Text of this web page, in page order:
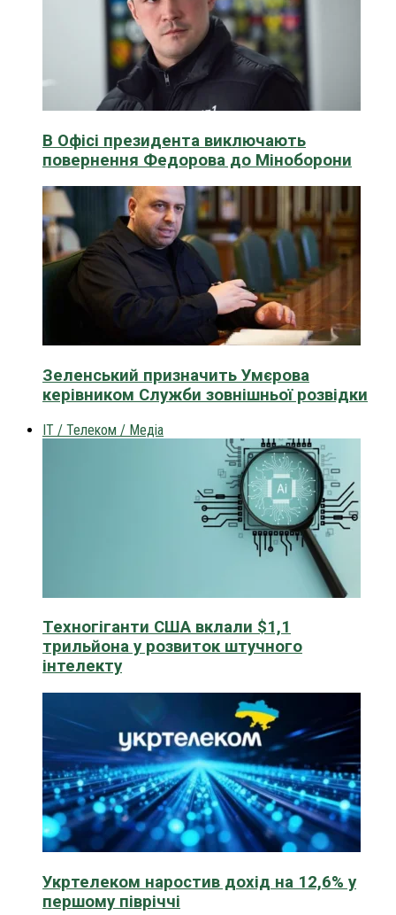
В Офісі президента виключають
повернення Федорова до Міноборони
Зеленський призначить Умєрова
керівником Служби зовнішньої розвідки
IT / Телеком / Медіа
Техногіганти США вклали $1,1
трильйона у розвиток штучного
інтелекту
Укртелеком наростив дохід на 12,6% у
першому півріччі